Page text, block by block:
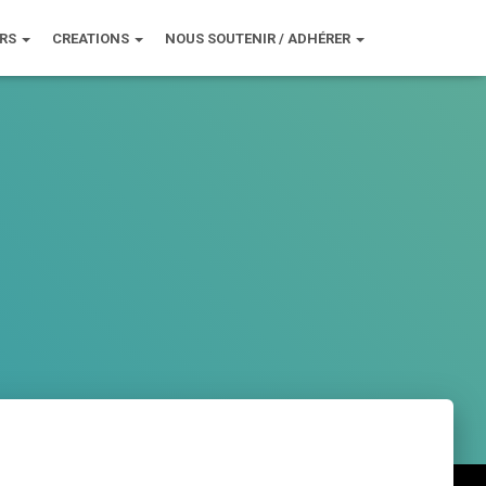
CREATIONS NOUS SOUTENIR / ADHÉRER